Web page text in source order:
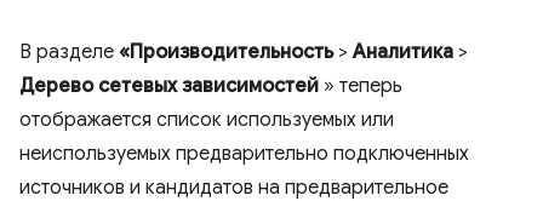
В разделе «Производительность>Аналитика >
Дерево сетевых зависимостей » теперь
отображается список используемых или
неиспользуемых предварительно подключенных
источников и кандидатов на предварительное